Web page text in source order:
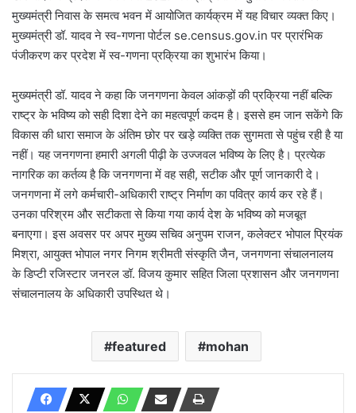
मुख्यमंत्री निवास के समत्व भवन में आयोजित कार्यक्रम में यह विचार व्यक्त किए।
मुख्यमंत्री डॉ. यादव ने स्व-गणना पोर्टल se.census.gov.in पर प्रारंभिक
पंजीकरण कर प्रदेश में स्व-गणना प्रक्रिया का शुभारंभ किया।
मुख्यमंत्री डॉ. यादव ने कहा कि जनगणना केवल आंकड़ों की प्रक्रिया नहीं बल्कि
राष्ट्र के भविष्य को सही दिशा देने का महत्वपूर्ण कदम है। इससे हम जान सकेंगे कि
विकास की धारा समाज के अंतिम छोर पर खड़े व्यक्ति तक सुगमता से पहुंच रही है या
नहीं। यह जनगणना हमारी अगली पीढ़ी के उज्जवल भविष्य के लिए है। प्रत्येक
नागरिक का कर्तव्य है कि जनगणना में वह सही, सटीक और पूर्ण जानकारी दे।
जनगणना में लगे कर्मचारी-अधिकारी राष्ट्र निर्माण का पवित्र कार्य कर रहे हैं।
उनका परिश्रम और सटीकता से किया गया कार्य देश के भविष्य को मजबूत
बनाएगा। इस अवसर पर अपर मुख्य सचिव अनुपम राजन, कलेक्टर भोपाल प्रियंक
मिश्रा, आयुक्त भोपाल नगर निगम श्रीमती संस्कृति जैन, जनगणना संचालनालय
के डिप्टी रजिस्टार जनरल डॉ. विजय कुमार सहित जिला प्रशासन और जनगणना
संचालनालय के अधिकारी उपस्थित थे।
featured mohan